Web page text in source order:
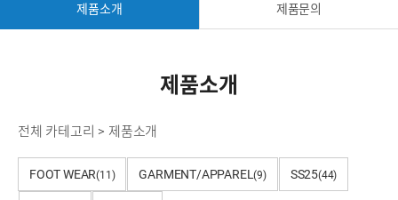
제품소개 제품문의
제품소개
전체 카테고리 > 제품소개
FOOT WEAR(11) GARMENT/APPAREL(9) SS25(44)